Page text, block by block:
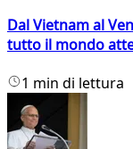
Dal Vietnam al
tutto il mondo
1 min di lettura